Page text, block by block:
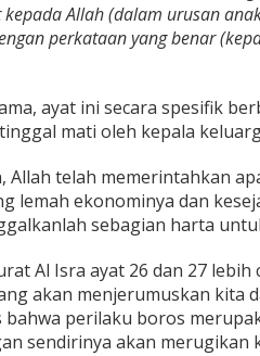
Allah (dalam urusan
perkataan yang benar
ayat ini secara spesifik
mati oleh kepala
Allah telah memerintahkan
lemah ekonominya dan
sebagian harta
Al Isra ayat 26 dan 27
akan menjerumuskan kita
bahwa perilaku boros
sendirinya akan merugikan